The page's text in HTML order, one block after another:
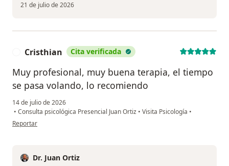
21 de julio de 2026
Cristhian Cita verificada
Muy profesional, muy buena terapia, el tiempo
se pasa volando, lo recomiendo
14 de julio de 2026
• Consulta psicológica Presencial Juan Ortiz • Visita Psicología •
en opinión del usuario Cristhian
Reportar
Dr. Juan Ortiz